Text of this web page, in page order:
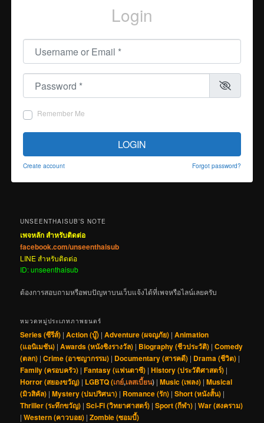
Login
Username or Email
Password
Remember Me
LOGIN
Create account Forgot password?
UNSEENTHAISUB’S NOTE
เพจหลัก สำหรับติดต่อ
facebook.com/unseenthaisub
LINE สำหรับติดต่อ
ID: unseenthaisub
ต้องการสอบถามหรือพบปัญหาบนเว็บแจ้งได้ที่เพจหรือไลน์เลยครับ
หมวดหมู่ประเภทภาพยนตร์
Series (ซีรีส์) |Action (บู๊) |Adventure (ผจญภัย) |Animation
(แอนิเมชัน) |Awards (หนังชิงรางวัล) | Biography (ชีวประวัติ) |Comedy
(ตลก) |Crime (อาชญากรรม) | Documentary (สารคดี) | Drama (ชีวิต) |
Family (ครอบครัว) |Fantasy (แฟนตาซี) |History (ประวัติศาสตร์) |
Horror (สยองขวัญ) | LGBTQ (เกย์,เลสเบี้ยน) |Music (เพลง) |Musical
(มิวสิคัล) |Mystery (ปมปริศนา) | Romance (รัก) |Short (หนังสั้น) |
Thriller (ระทึกขวัญ) |Sci-Fi (วิทยาศาสตร์) |Sport (กีฬา) |War (สงคราม)
|Western (คาวบอย) |Zombie (ซอมบี้)